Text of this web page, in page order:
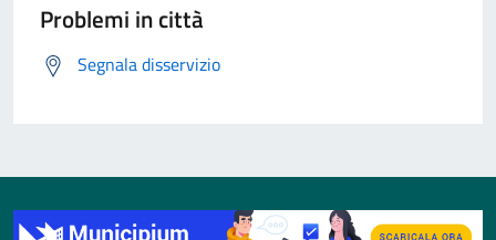
Problemi in città
Segnala disservizio